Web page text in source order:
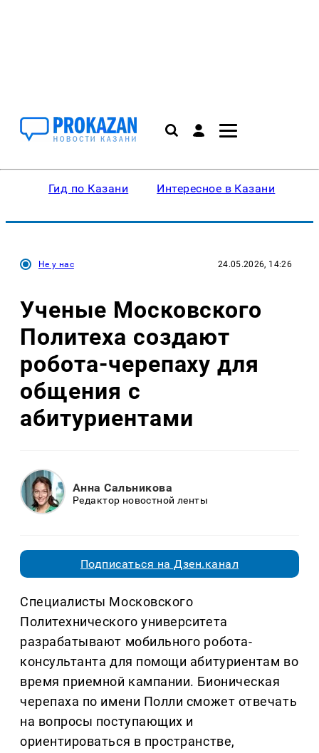
Гид по Казани Интересное в Казани
Не у нас 24.05.2026, 14:26
Ученые Московского
Политеха создают
робота-черепаху для
общения с
абитуриентами
Анна Сальникова
Редактор новостной ленты
Подписаться на Дзен.канал
Специалисты Московского
Политехнического университета
разрабатывают мобильного робота-
консультанта для помощи абитуриентам во
время приемной кампании. Бионическая
черепаха по имени Полли сможет отвечать
на вопросы поступающих и
ориентироваться в пространстве,